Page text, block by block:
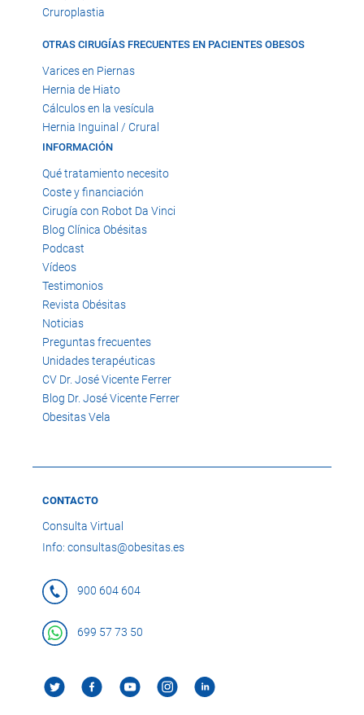
Cruroplastia
OTRAS CIRUGÍAS FRECUENTES EN PACIENTES OBESOS
Varices en Piernas
Hernia de Hiato
Cálculos en la vesícula
Hernia Inguinal / Crural
INFORMACIÓN
Qué tratamiento necesito
Coste y financiación
Cirugía con Robot Da Vinci
Blog Clínica Obésitas
Podcast
Vídeos
Testimonios
Revista Obésitas
Noticias
Preguntas frecuentes
Unidades terapéuticas
CV Dr. José Vicente Ferrer
Blog Dr. José Vicente Ferrer
Obesitas Vela
CONTACTO
Consulta Virtual
Info: consultas@obesitas.es
900 604 604
699 57 73 50